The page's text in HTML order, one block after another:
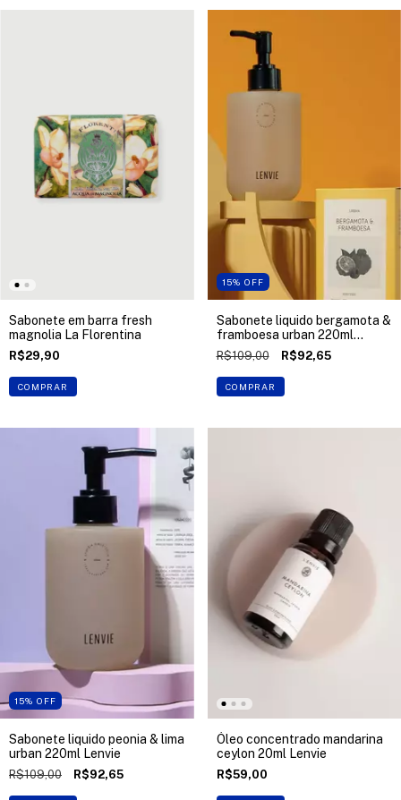
Sabonete em barra fresh
magnolia La Florentina
R$29,90
COMPRAR
15% OFF
Sabonete liquido bergamota &
framboesa urban 220ml
Lenvie
R$109,00 R$92,65
COMPRAR
15% OFF
Sabonete liquido peonia & lima
urban 220ml Lenvie
R$109,00 R$92,65
Óleo concentrado mandarina
ceylon 20ml Lenvie
R$59,00